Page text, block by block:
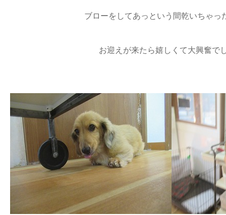
ブローをしてあっという間乾いちゃっ
お迎えが来たら嬉しくて大興奮で